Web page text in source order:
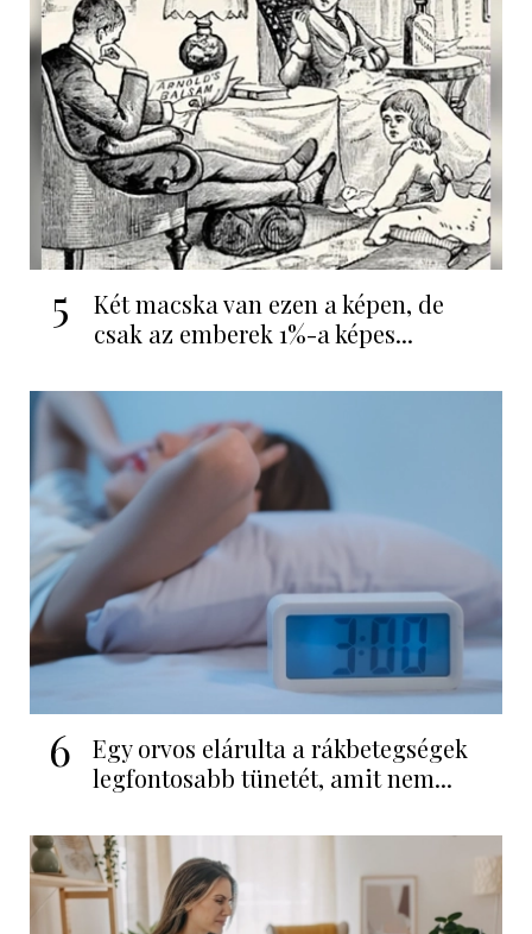
5
Két macska van ezen a képen, de
csak az emberek 1%-a képes...
6
Egy orvos elárulta a rákbetegségek
legfontosabb tünetét, amit nem...